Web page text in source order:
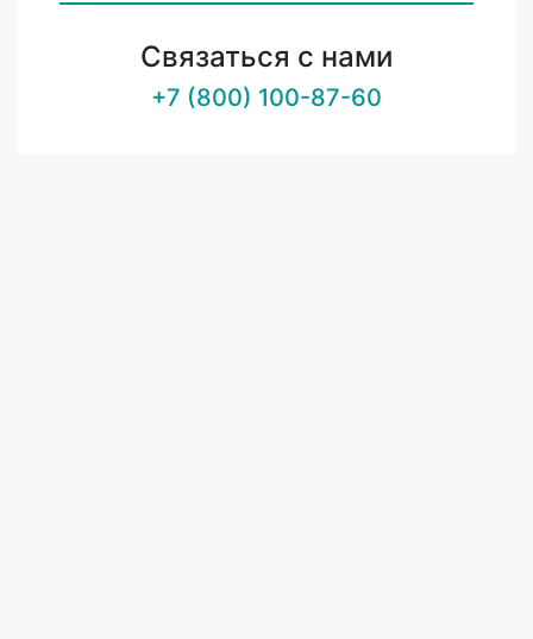
Связаться с нами
+7 (800) 100-87-60